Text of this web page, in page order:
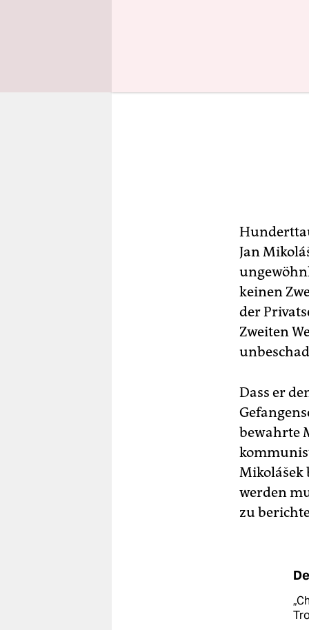
Jan
keinen
der
Zweiten
Dass er
bewahrte
Mikolášek
werden
zu